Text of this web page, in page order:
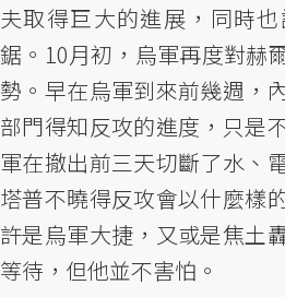
夫取得巨大的進展，同時
鋸。10月初，烏軍再度對赫
勢。早在烏軍到來前幾週，
部門得知反攻的進度，只是
軍在撤出前三天切斷了水、
塔普不曉得反攻會以什麼樣
許是烏軍大捷，又或是焦土
等待，但他並不害怕。